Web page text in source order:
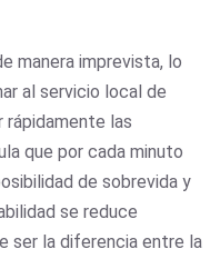
manera imprevista, lo
al servicio local de
rápidamente las
que por cada minuto
de sobrevida y
se reduce
ser la diferencia entre la